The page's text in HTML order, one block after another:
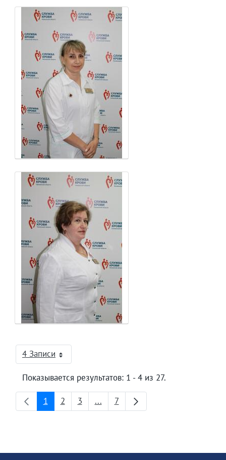
4 ЗаписиНа страницу
Показывается результатов: 1 - 4 из 27.
Страница
1 Страница
2 Страница
3 ...Промежуточные страницы
Страница
7